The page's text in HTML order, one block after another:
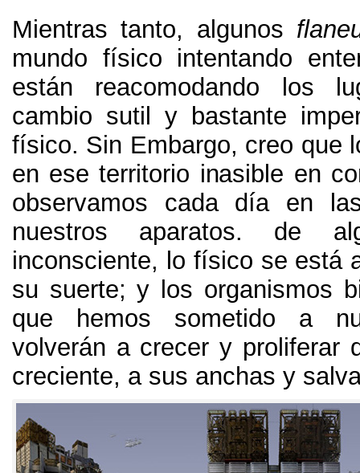
Mientras tanto, algunos
mundo físico intentando
están reacomodando los
cambio sutil y bastante
físico. Sin Embargo, creo que
en ese territorio inasible en
observamos cada día en
nuestros aparatos. de
inconsciente, lo físico se está
su suerte;y los organismos
que hemos sometido a
volverán a crecer y proliferar
creciente, a sus anchas y